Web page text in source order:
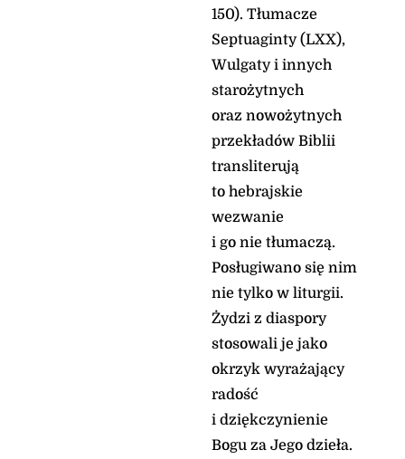
150). Tłumacze
Septuaginty (LXX),
Wulgaty i innych
starożytnych
oraz nowożytnych
przekładów Biblii
transliterują
to hebrajskie
wezwanie
i go nie tłumaczą.
Posługiwano się nim
nie tylko w liturgii.
Żydzi z diaspory
stosowali je jako
okrzyk wyrażający
radość
i dziękczynienie
Bogu za Jego dzieła.